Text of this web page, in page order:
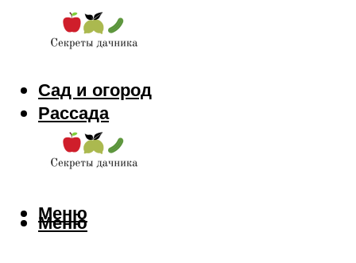
Сад и огород
Рассада
Цветы
Заготовки
Меню
Меню